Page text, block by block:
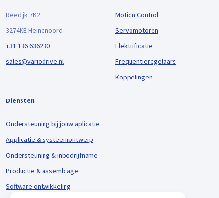
Reedijk 7K2
3274KE Heinenoord
+31 186 636280
sales@variodrive.nl
Motion Control
Servomotoren
Elektrificatie
Frequentieregelaars
Koppelingen
Diensten
Ondersteuning bij jouw aplicatie
Applicatie & systeemontwerp
Ondersteuning & inbedrijfname
Productie & assemblage
Software ontwikkeling